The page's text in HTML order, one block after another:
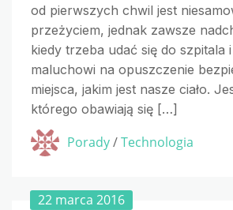
od pierwszych chwil jest
przeżyciem, jednak zawsze
kiedy trzeba udać się do szpitala
maluchowi na opuszczenie
miejsca, jakim jest nasze ciało.
którego obawiają się […]
Porady/Technologia
22 marca 2016